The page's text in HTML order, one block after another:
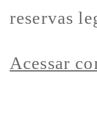
reservas
Acessar